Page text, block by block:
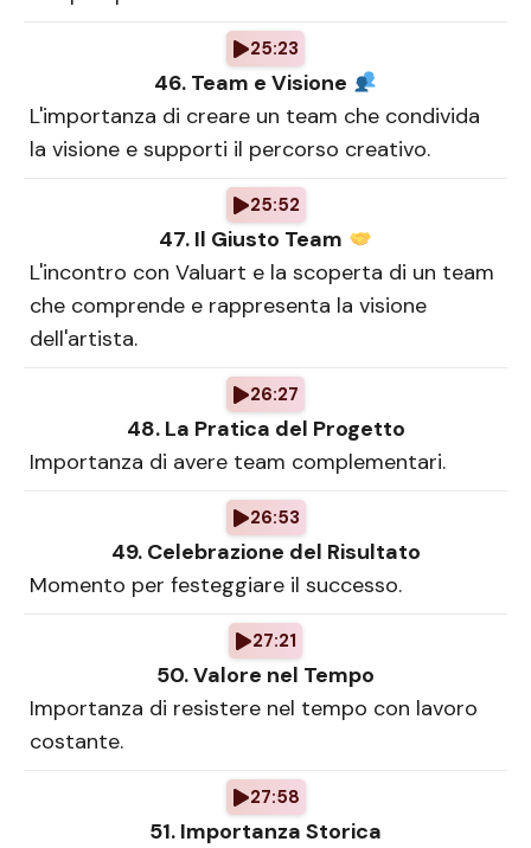
25:23
46. Team e Visione
L'importanza di creare un team che condivida
la visione e supporti il percorso creativo.
25:52
47. Il Giusto Team
L'incontro con Valuart e la scoperta di un team
che comprende e rappresenta la visione
dell'artista.
26:27
48. La Pratica del Progetto
Importanza di avere team complementari.
26:53
49. Celebrazione del Risultato
Momento per festeggiare il successo.
27:21
50. Valore nel Tempo
Importanza di resistere nel tempo con lavoro
costante.
27:58
51. Importanza Storica